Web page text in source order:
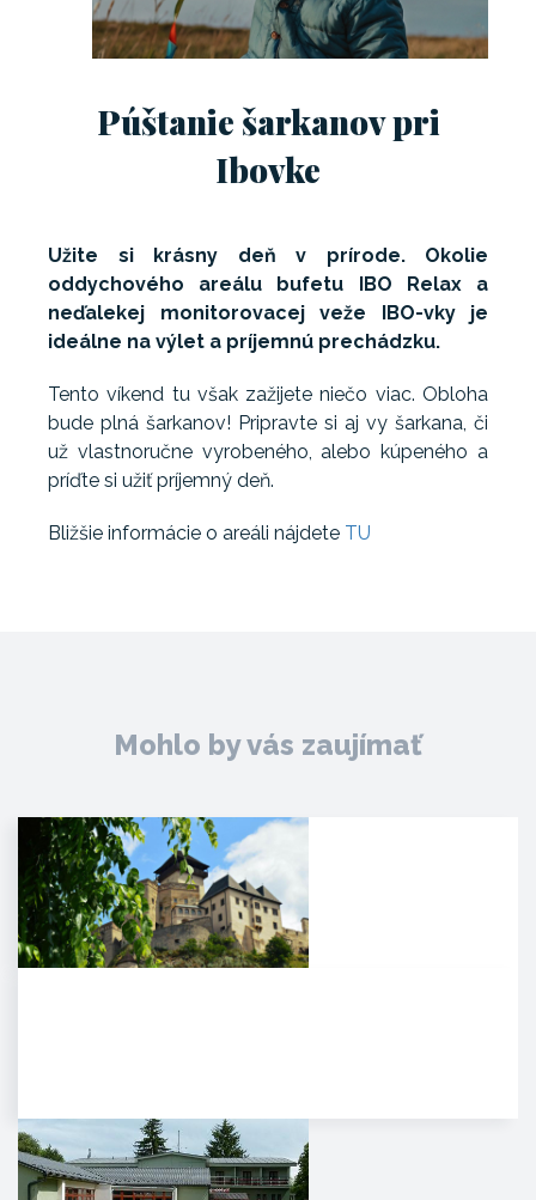
Púštanie šarkanov pri
Ibovke
Užite si krásny deň v prírode. Okolie
oddychového areálu bufetu IBO Relax a
neďalekej monitorovacej veže IBO-vky je
ideálne na výlet a príjemnú prechádzku.
Tento víkend tu však zažijete niečo viac. Obloha
bude plná šarkanov! Pripravte si aj vy šarkana, či
už vlastnoručne vyrobeného, alebo kúpeného a
príďte si užiť príjemný deň.
Bližšie informácie o areáli nájdete TU
Mohlo by vás zaujímať